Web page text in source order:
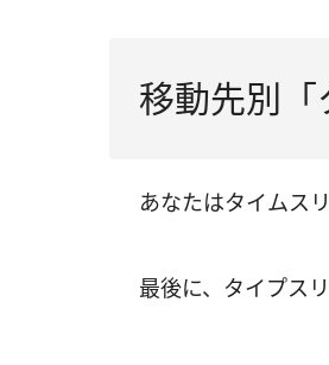
移動先別
あなたはタイムス
最後に、タイプス